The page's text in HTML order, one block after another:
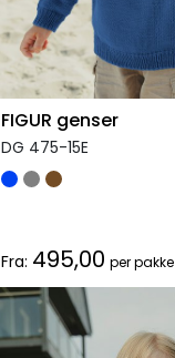
FIGUR genser
DG 475-15E
Fra: 495,00 per pakke